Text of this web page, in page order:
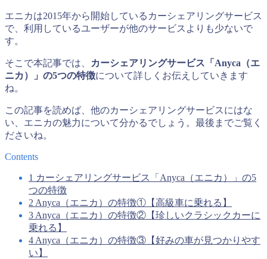
エニカは2015年から開始しているカーシェアリングサービス
で、利用しているユーザーが他のサービスよりも少ないで
す。
そこで本記事では、 カーシェアリングサービス「Anyca（エ
ニカ ）」の5つの特徴について詳しくお伝えしていきます
ね。
この記事を読めば、他のカーシェアリングサービスにはな
い、エニカの魅力について分かるでしょう。最後までご覧く
ださいね。
Contents
1 カーシェアリングサービス「Anyca（エニカ）」の5
つの特徴
2Anyca（エニカ）の特徴①【高級車に乗れる】
3Anyca（エニカ）の特徴②【珍しいクラシックカーに
乗れる】
4Anyca（エニカ）の特徴③【好みの車が見つかりやす
い】